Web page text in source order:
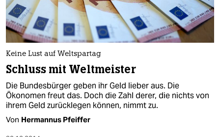
kultur
sport
berlin
wahrheit
verlag
Keine Lust auf Weltspartag
Schluss mit Weltmeister
Die Bundesbürger geben ihr Geld lieber aus. Die
Ökonomen freut das. Doch die Zahl derer, die nichts von
ihrem Geld zurücklegen können, nimmt zu.
Von Hermannus Pfeiffer